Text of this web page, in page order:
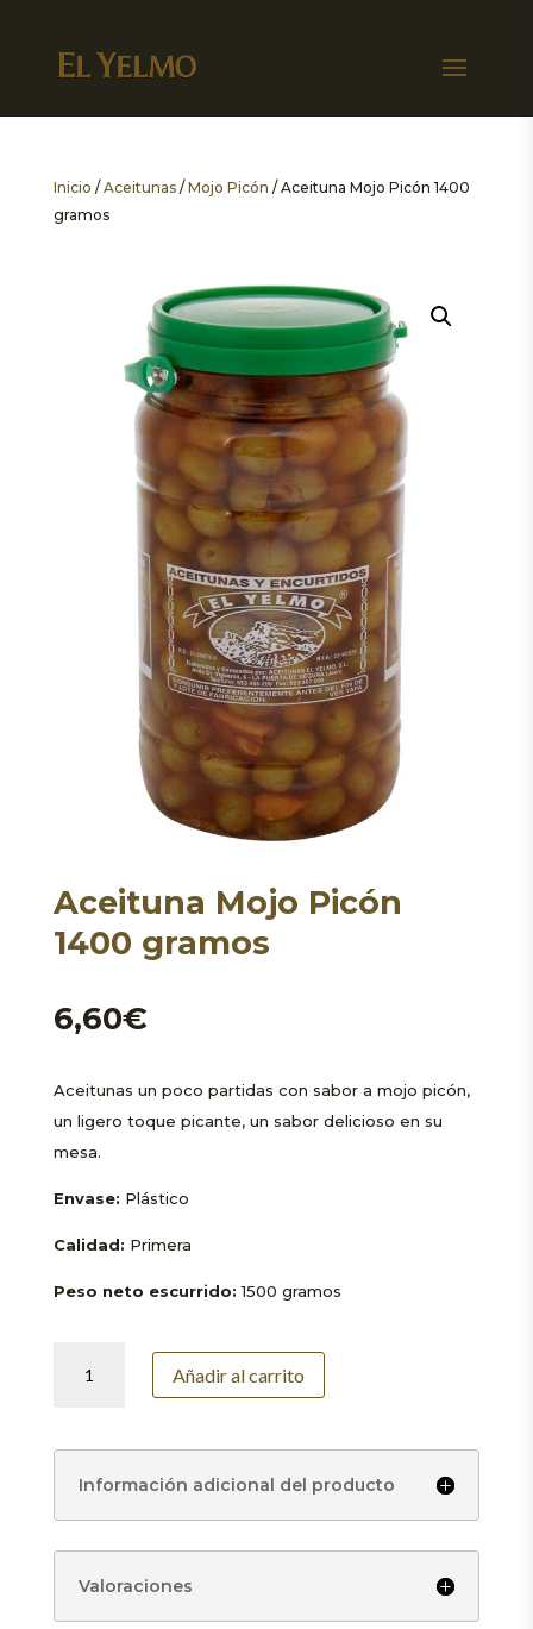
Inicio / Aceitunas/ Mojo Picón / Aceituna Mojo Picón 1400
gramos
Aceituna Mojo Picón
1400 gramos
6,60€
Aceitunas un poco partidas con sabor a mojo picón,
un ligero toque picante, un sabor delicioso en su
mesa.
Envase: Plástico
Calidad: Primera
Peso neto escurrido: 1500 gramos
Mojo
cantidad
Añadir al carrito
Información adicional del producto
Valoraciones